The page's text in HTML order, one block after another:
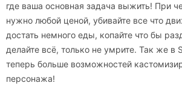
где ваша основная задача выжить! При
нужно любой ценой, убивайте все что
достать немного еды, копайте что бы
делайте всё, только не умрите. Так же в
теперь больше возможностей
персонажа!